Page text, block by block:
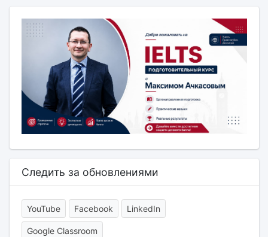
Следить за обновлениями
YouTube Facebook LinkedIn
Google Classroom